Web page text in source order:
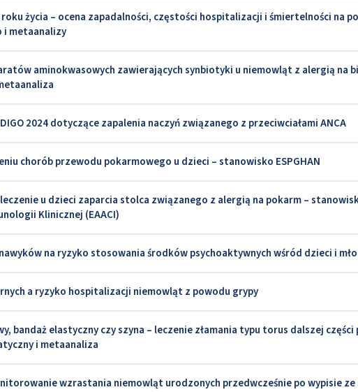
roku życia – ocena zapadalności, częstości hospitalizacji i śmiertelności na
i metaanalizy
aminokwasowych zawierających synbiotyki u niemowląt z alergią na
2024 dotyczące zapalenia naczyń związanego z przeciwciałami ANCA
chorób przewodu pokarmowego u dzieci – stanowisko ESPGHAN
u dzieci zaparcia stolca związanego z alergią na pokarm –
Klinicznej (EAACI)
na ryzyko stosowania środków psychoaktywnych wśród dzieci i
a ryzyko hospitalizacji niemowląt z powodu grypy
bandaż elastyczny czy szyna – leczenie złamania typu torus dalszej
i metaanaliza
wzrastania niemowląt urodzonych przedwcześnie po wypisie ze